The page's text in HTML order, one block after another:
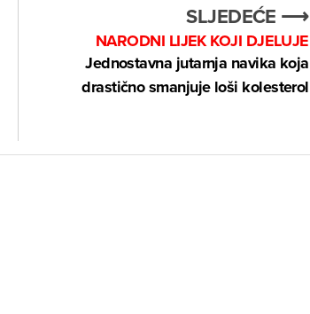
SLJEDEĆE ⟶
NARODNI LIJEK KOJI DJELUJE
Jednostavna jutarnja navika koja
drastično smanjuje loši kolesterol